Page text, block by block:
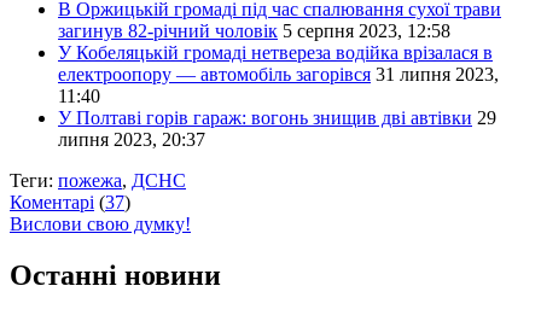
В Оржицькій громаді під час спалювання сухої трави
загинув 82-річний чоловік 5 серпня 2023, 12:58
У Кобеляцькій громаді нетвереза водійка врізалася в
електроопору — автомобіль загорівся 31 липня 2023,
11:40
У Полтаві горів гараж: вогонь знищив дві автівки 29
липня 2023, 20:37
Теги: пожежа, ДСНС
Коментарі (37)
Вислови свою думку!
Останні новини